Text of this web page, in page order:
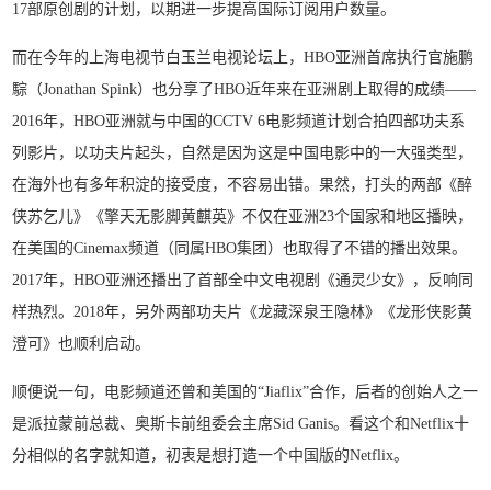
17部原创剧的计划，以期进一步提高国际订阅用户数量。
而在今年的上海电视节白玉兰电视论坛上，HBO亚洲首席执行官施鹏
騌（Jonathan Spink）也分享了HBO近年来在亚洲剧上取得的成绩——
2016年，HBO亚洲就与中国的CCTV 6电影频道计划合拍四部功夫系
列影片，以功夫片起头，自然是因为这是中国电影中的一大强类型，
在海外也有多年积淀的接受度，不容易出错。果然，打头的两部《醉
侠苏乞儿》《擎天无影脚黄麒英》不仅在亚洲23个国家和地区播映，
在美国的Cinemax频道（同属HBO集团）也取得了不错的播出效果。
2017年，HBO亚洲还播出了首部全中文电视剧《通灵少女》，反响同
样热烈。2018年，另外两部功夫片《龙藏深泉王隐林》《龙形侠影黄
澄可》也顺利启动。
顺便说一句，电影频道还曾和美国的“Jiaflix”合作，后者的创始人之一
是派拉蒙前总裁、奥斯卡前组委会主席Sid Ganis。看这个和Netflix十
分相似的名字就知道，初衷是想打造一个中国版的Netflix。